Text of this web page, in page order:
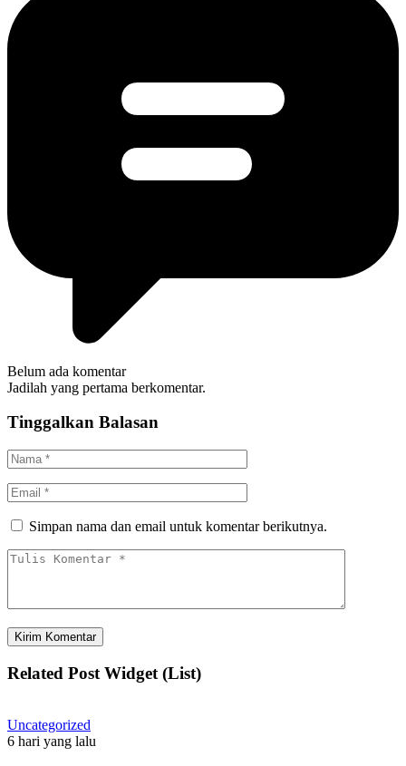
Belum ada komentar
Jadilah yang pertama berkomentar.
Tinggalkan Balasan
Simpan nama dan email untuk komentar berikutnya.
Related Post Widget (List)
Uncategorized
6 hari yang lalu